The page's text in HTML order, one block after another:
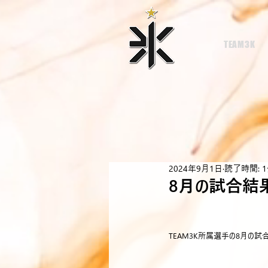
TEAM3K
8月の試合結
2024年9月1日 読了時間:
TEAM3K所属選手の8月の試合